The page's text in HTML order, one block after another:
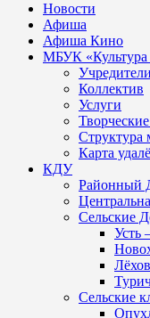
Новости
Афиша
Афиша Кино
МБУК «Культура
Учредители
Коллектив
Услуги
Структура
Карта
КДУ
Районный
Сельские
Усть
Сельские